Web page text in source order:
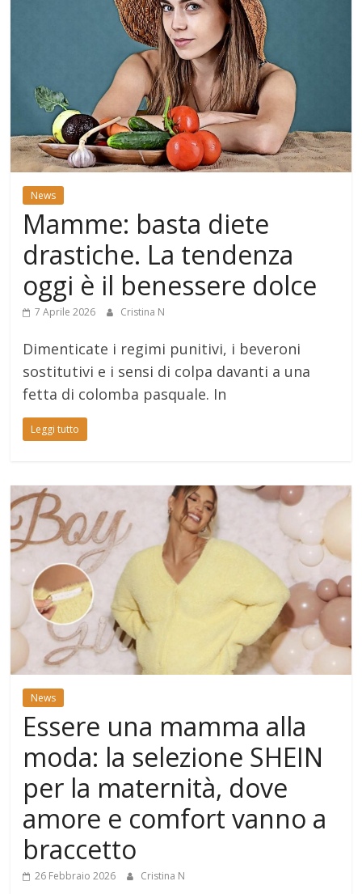
News
Mamme: basta diete
drastiche. La tendenza
oggi è il benessere dolce
7 Aprile 2026 Cristina N
Dimenticate i regimi punitivi, i beveroni
sostitutivi e i sensi di colpa davanti a una
fetta di colomba pasquale. In
Leggi tutto
News
Essere una mamma alla
moda: la selezione SHEIN
per la maternità, dove
amore e comfort vanno a
braccetto
26 Febbraio 2026 Cristina N